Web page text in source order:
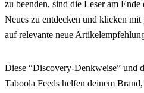
zu beenden, sind die Leser am
Neues zu entdecken und klicken
auf relevante neue
Diese “Discovery-Denkweise” und
Taboola Feeds helfen deinem